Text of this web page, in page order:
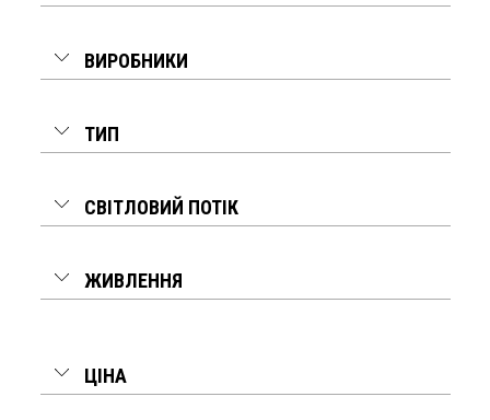
ВИРОБНИКИ
ТИП
СВІТЛОВИЙ ПОТІК
ЖИВЛЕННЯ
ЦІНА